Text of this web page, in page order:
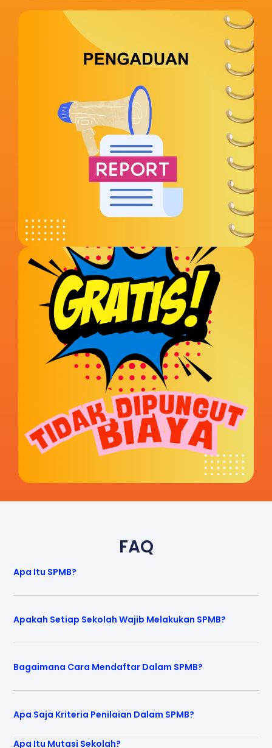
FAQ
Apa Itu SPMB?
Apakah Setiap Sekolah Wajib Melakukan SPMB?
Bagaimana Cara Mendaftar Dalam SPMB?
Apa Saja Kriteria Penilaian Dalam SPMB?
Apa Itu Mutasi Sekolah?